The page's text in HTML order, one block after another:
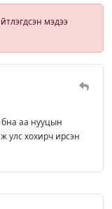
мэдээ
аа нууцын
улс хохирч ирсэн